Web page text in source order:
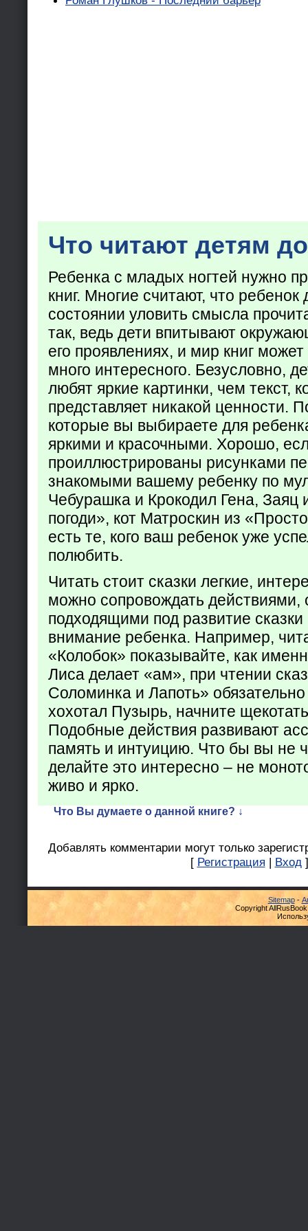
Что читают детям
Ребенка с младых ногтей нужно
книг. Многие считают, что ребенок
состоянии уловить смысла
так, ведь дети впитывают
его проявлениях, и мир книг
много интересного. Безусловно,
любят яркие картинки, чем текст,
представляет никакой ценности.
которые вы выбираете для
яркими и красочными. Хорошо,
проиллюстрированы рисунками
знакомыми вашему ребенку по
Чебурашка и Крокодил Гена, Заяц
погоди», кот Матроскин из
есть те, кого ваш ребенок уже
полюбить.
Читать стоит сказки легкие,
можно сопровождать действиями,
подходящими под развитие
внимание ребенка. Например,
«Колобок» показывайте, как
Лиса делает «ам», при чтении
Соломинка и Лапоть»
хохотал Пузырь, начните
Подобные действия развивают
память и интуицию. Что бы вы не
делайте это интересно – не
живо и ярко.
Что Вы думаете о данной книге? ↓
Добавлять комментарии могут только
[ Регистрация | Вход ]
Sitemap-
Copyright